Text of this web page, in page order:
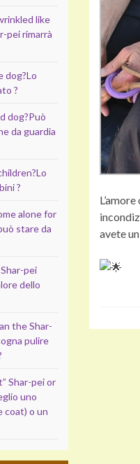
like
pei rimarrà
dog?Lo
?
dog?Può
da guardia
Lo
?
alone for
stare da
pei
dello
the Shar-
pulire
Shar-pei or
uno
coat) o un
avete